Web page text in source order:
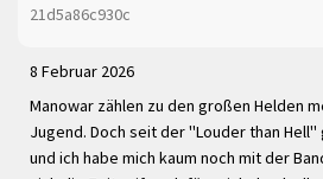
21d5a86c930c
8 Februar 2026
Manowar zählen zu den großen Helden
Jugend. Doch seit der "Louder than
und ich habe mich kaum noch mit der